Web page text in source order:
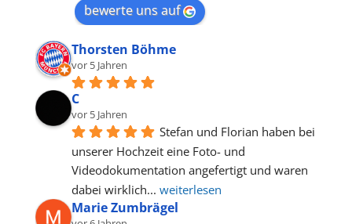
bewerte uns auf
Thorsten Böhme
vor 5 Jahren
C
vor 5 Jahren
Stefan und Florian haben bei
unserer Hochzeit eine Foto- und
Videodokumentation angefertigt und waren
dabei wirklich... weiterlesen
Marie Zumbrägel